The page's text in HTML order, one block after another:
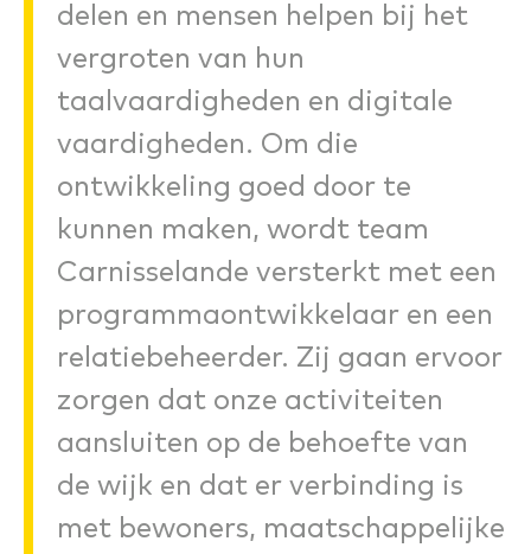
delen en mensen helpen bij het
vergroten van hun
taalvaardigheden en digitale
vaardigheden. Om die
ontwikkeling goed door te
kunnen maken, wordt team
Carnisselande versterkt met een
programmaontwikkelaar en een
relatiebeheerder. Zij gaan ervoor
zorgen dat onze activiteiten
aansluiten op de behoefte van
de wijk en dat er verbinding is
met bewoners, maatschappelijke